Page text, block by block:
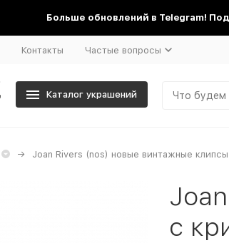
Больше обновлений в Telegram!
Контакты Частые вопросы
Каталог украшений
Joan Rivers (nos) новые винтажные
с